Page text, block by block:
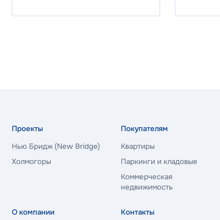
Стандартная
Проекты
Нью Бридж (New Bridge)
Холмогоры
Покупателям
Квартиры
Паркинги и кладовые
Коммерческая
недвижимость
О компании Контакты